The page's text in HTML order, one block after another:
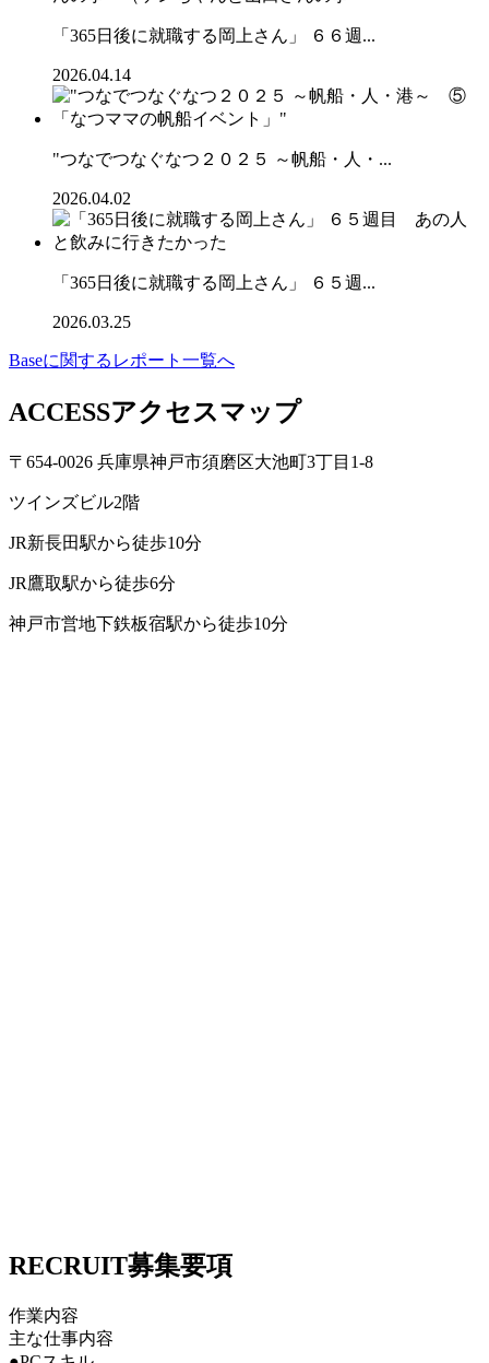
「365日後に就職する岡上さん」 ６６週...
2026.04.14
"つなでつなぐなつ２０２５ ～帆船・人・...
2026.04.02
「365日後に就職する岡上さん」 ６５週...
2026.03.25
Baseに関するレポート一覧へ
ACCESSアクセスマップ
〒654-0026 兵庫県神戸市須磨区大池町3丁目1-8
ツインズビル2階
JR新長田駅から徒歩10分
JR鷹取駅から徒歩6分
神戸市営地下鉄板宿駅から徒歩10分
RECRUIT募集要項
作業内容
主な仕事内容